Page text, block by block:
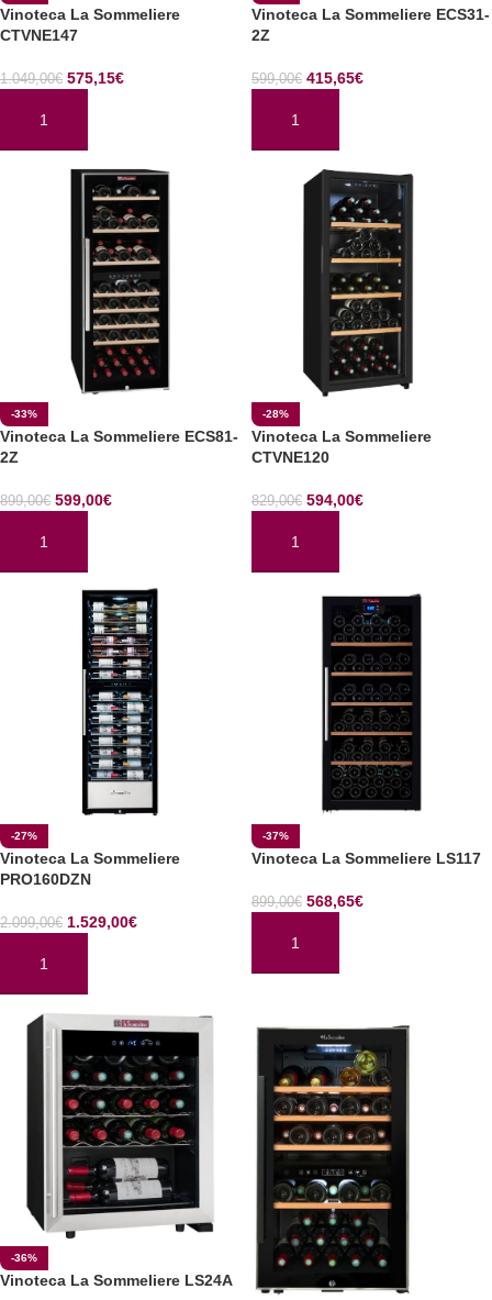
Vinoteca La Sommeliere
CTVNE147
1.049,00€ 575,15€
AÑADIR AL CARRITO
Vinoteca La Sommeliere ECS31-
2Z
599,00€ 415,65€
AÑADIR AL CARRITO
-33%
Vinoteca La Sommeliere ECS81-
2Z
899,00€ 599,00€
AÑADIR AL CARRITO
-28%
Vinoteca La Sommeliere
CTVNE120
829,00€ 594,00€
AÑADIR AL CARRITO
-27%
Vinoteca La Sommeliere
PRO160DZN
2.099,00€ 1.529,00€
AÑADIR AL CARRITO
-37%
Vinoteca La Sommeliere LS117
899,00€ 568,65€
AÑADIR AL CARRITO
-36%
Vinoteca La Sommeliere LS24A